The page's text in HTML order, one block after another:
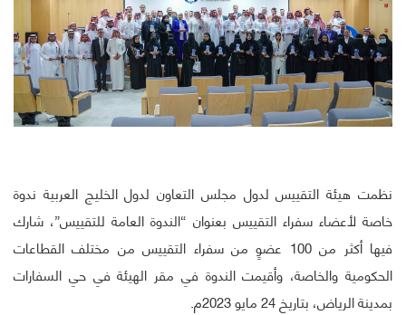
نظمت هيئة التقييس لدول مجلس التعاون لدول الخليج العربية ندوة
خاصة لأعضاء سفراء التقييس بعنوان “الندوة العامة للتقييس”، شارك
فيها أكثر من 100 عضوٍ من سفراء التقييس من مختلف القطاعات
الحكومية والخاصة، وأقيمت الندوة في مقر الهيئة في حي السفارات
بمدينة الرياض، بتاريخ 24 مايو 2023م.